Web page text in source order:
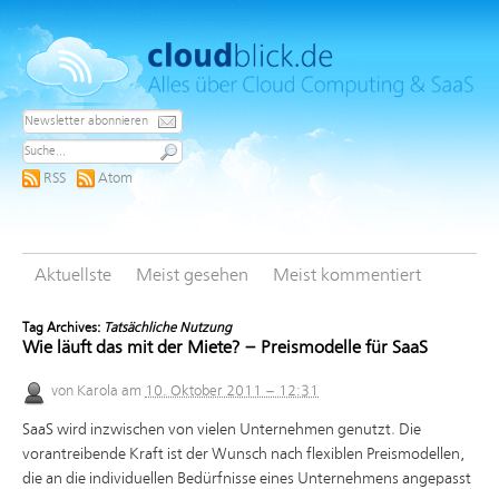
RSS Atom
Aktuellste Meist gesehen Meist kommentiert
Tag Archives: Tatsächliche Nutzung
Wie läuft das mit der Miete? – Preismodelle für SaaS
von Karola am 10. Oktober 2011 – 12:31
SaaS wird inzwischen von vielen Unternehmen genutzt. Die
vorantreibende Kraft ist der Wunsch nach flexiblen Preismodellen,
die an die individuellen Bedürfnisse eines Unternehmens angepasst